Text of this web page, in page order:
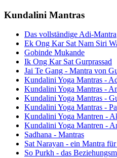
Kundalini Mantras
Das vollständige Adi-Mantra
Ek Ong Kar Sat Nam Siri
Gobinde Mukande
Ik Ong Kar Sat Gurprassad
Jai Te Gang - Mantra von
Kundalini Yoga Mantras -
Kundalini Yoga Mantras -
Kundalini Yoga Mantras -
Kundalini Yoga Mantras -
Kundalini Yoga Mantren -
Kundalini Yoga Mantren -
Sadhana - Mantras
Sat Narayan - ein Mantra
So Purkh - das